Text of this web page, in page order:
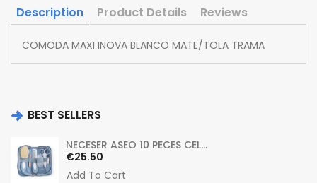
Description Product Details Reviews
COMODA MAXI INOVA BLANCO MATE/TOLA TRAMA
BEST SELLERS
NECESER ASEO 10 PECES CEL...
Price
€25.50
Add To Cart